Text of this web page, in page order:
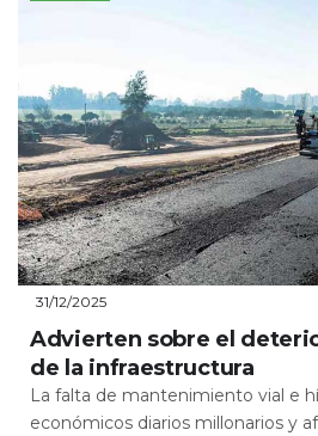
31/12/2025
Advierten sobre el
de la infraestructura
La falta de mantenimiento vial e
económicos diarios millonarios y